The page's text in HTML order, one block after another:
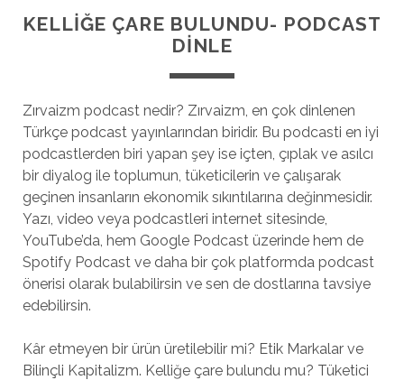
KELLİĞE ÇARE BULUNDU- PODCAST
DINLE
Zırvaizm podcast nedir? Zırvaizm, en çok dinlenen
Türkçe podcast yayınlarından biridir. Bu podcasti en iyi
podcastlerden biri yapan şey ise içten, çıplak ve asılcı
bir diyalog ile toplumun, tüketicilerin ve çalışarak
geçinen insanların ekonomik sıkıntılarına değinmesidir.
Yazı, video veya podcastleri internet sitesinde,
YouTube’da, hem Google Podcast üzerinde hem de
Spotify Podcast ve daha bir çok platformda podcast
önerisi olarak bulabilirsin ve sen de dostlarına tavsiye
edebilirsin.
Kâr etmeyen bir ürün üretilebilir mi? Etik Markalar ve
Bilinçli Kapitalizm. Kelliğe çare bulundu mu? Tüketici